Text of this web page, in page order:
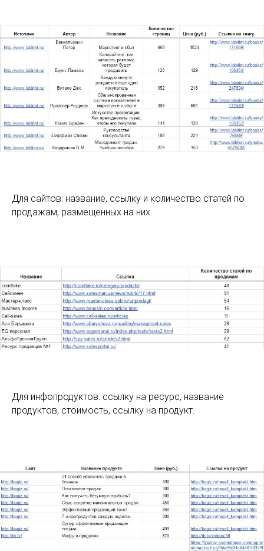
Для сайтов: название, ссылку и количество статей по
продажам, размещенных на них.
Для инфопродуктов: ссылку на ресурс, название
продуктов, стоимость, ссылку на продукт.